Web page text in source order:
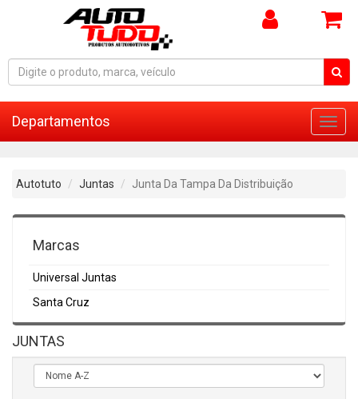
Departamentos
Autotuto Juntas Junta Da Tampa Da Distribuição
Marcas
Universal Juntas
Santa Cruz
JUNTAS